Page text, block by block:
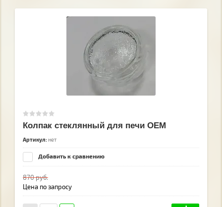
Колпак стеклянный для печи OEM
Артикул: нет
Добавить к сравнению
870руб.
Цена по запросу